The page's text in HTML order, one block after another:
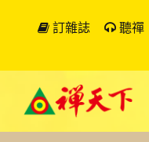
訂雜誌 聽禪